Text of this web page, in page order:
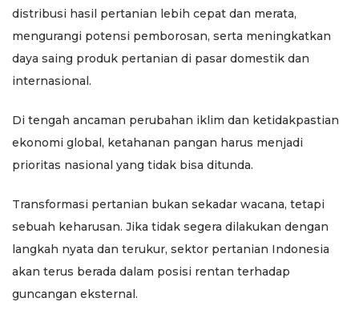
distribusi hasil pertanian lebih cepat dan merata,
mengurangi potensi pemborosan, serta meningkatkan
daya saing produk pertanian di pasar domestik dan
internasional.
Di tengah ancaman perubahan iklim dan ketidakpastian
ekonomi global, ketahanan pangan harus menjadi
prioritas nasional yang tidak bisa ditunda.
Transformasi pertanian bukan sekadar wacana, tetapi
sebuah keharusan. Jika tidak segera dilakukan dengan
langkah nyata dan terukur, sektor pertanian Indonesia
akan terus berada dalam posisi rentan terhadap
guncangan eksternal.